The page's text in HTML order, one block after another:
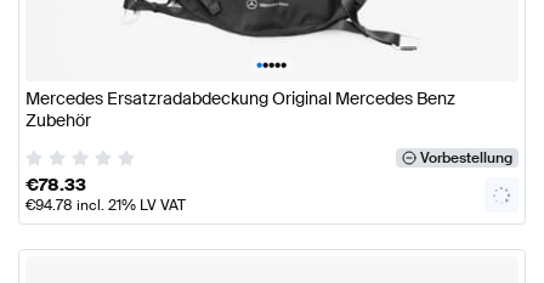
•••••
Mercedes Ersatzradabdeckung Original Mercedes Benz
Zubehör
Vorbestellung
€78.33
€94.78 incl. 21% LV VAT